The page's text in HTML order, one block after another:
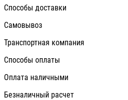
Способы доставки
Самовывоз
Транспортная компания
Способы оплаты
Оплата наличными
Безналичный расчет